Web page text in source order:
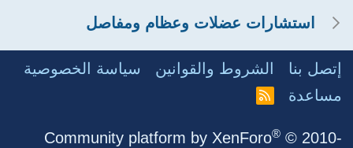
استشارات عضلات وعظام ومفاصل
إتصل بنا الشروط والقوانين
سياسة الخصوصية
مساعدة
R
Community platform by XenForo® © 2010-